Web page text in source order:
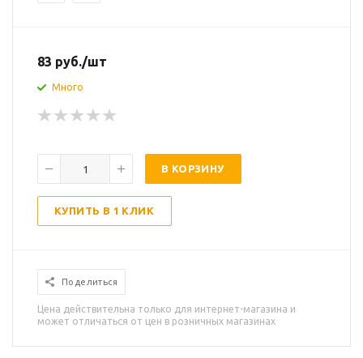
83 руб./шт
Много
В КОРЗИНУ
КУПИТЬ В 1 КЛИК
Поделиться
Цена действительна только для интернет-магазина и
может отличаться от цен в розничных магазинах